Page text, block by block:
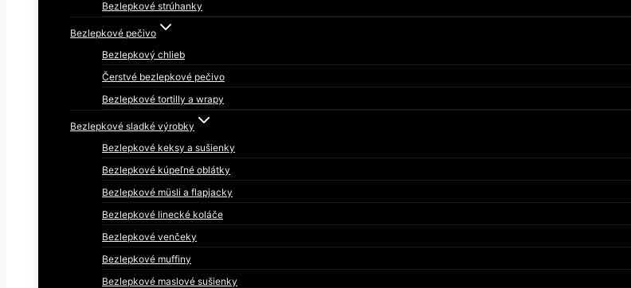
Bezlepkové strúhanky
Bezlepkové pečivo
Bezlepkový chlieb
Čerstvé bezlepkové pečivo
Bezlepkové tortilly a wrapy
Bezlepkové sladké výrobky
Bezlepkové keksy a sušienky
Bezlepkové kúpeľné oblátky
Bezlepkové müsli a flapjacky
Bezlepkové linecké koláče
Bezlepkové venčeky
Bezlepkové muffiny
Bezlepkové maslové sušienky